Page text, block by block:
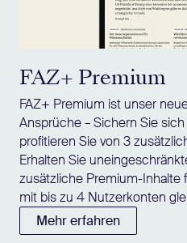
FAZ+ Premium
FAZ+ Premium ist unser
Ansprüche – Sichern Sie
profitieren Sie von 3
Erhalten Sie
zusätzliche Premium-Inhalte
mit bis zu 4 Nutzerkonten
Mehr erfahren